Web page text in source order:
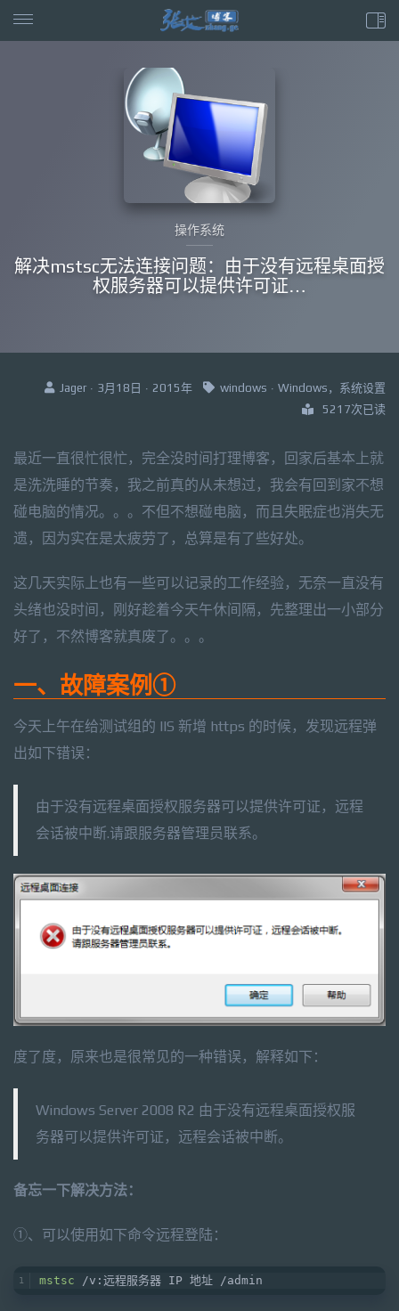
操作系统
解决mstsc无法连接问题：由于没有远程桌面授
权服务器可以提供许可证…
Jager · 3月18日 · 2015年 windows · Windows，系统设置
5217次已读
最近一直很忙很忙，完全没时间打理博客，回家后基本上就
是洗洗睡的节奏，我之前真的从未想过，我会有回到家不想
碰电脑的情况。。。不但不想碰电脑，而且失眠症也消失无
遗，因为实在是太疲劳了，总算是有了些好处。
这几天实际上也有一些可以记录的工作经验，无奈一直没有
头绪也没时间，刚好趁着今天午休间隔，先整理出一小部分
好了，不然博客就真废了。。。
一、故障案例①
今天上午在给测试组的 IIS 新增 https 的时候，发现远程弹
出如下错误：
由于没有远程桌面授权服务器可以提供许可证，远程
会话被中断.请跟服务器管理员联系。
度了度，原来也是很常见的一种错误，解释如下：
Windows Server 2008 R2 由于没有远程桌面授权服
务器可以提供许可证，远程会话被中断。
备忘一下解决方法：
①、可以使用如下命令远程登陆：
mstsc /v:远程服务器 IP 地址 /admin